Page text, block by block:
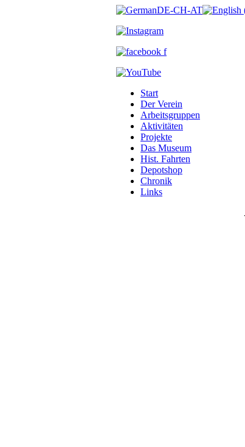
Start
Der Verein
Arbeitsgruppen
Aktivitäten
Projekte
Das Museum
Hist. Fahrten
Depotshop
Chronik
Links